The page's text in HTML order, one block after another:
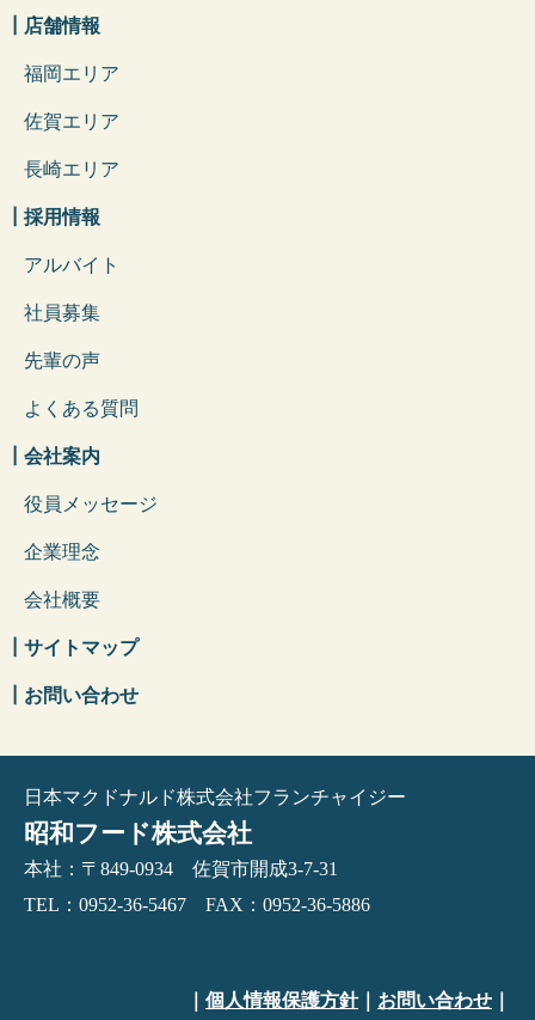
┃店舗情報
福岡エリア
佐賀エリア
長崎エリア
┃採用情報
アルバイト
社員募集
先輩の声
よくある質問
┃会社案内
役員メッセージ
企業理念
会社概要
サイトマップ
お問い合わせ
日本マクドナルド株式会社フランチャイジー
昭和フード株式会社
本社：〒849-0934 佐賀市開成3-7-31
TEL：0952-36-5467 FAX：0952-36-5886
個人情報保護方針｜ お問い合わせ